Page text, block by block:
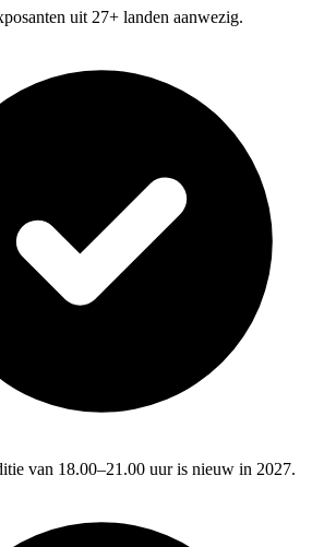
uit 27+ landen aanwezig.
van 18.00–21.00 uur is nieuw in 2027.